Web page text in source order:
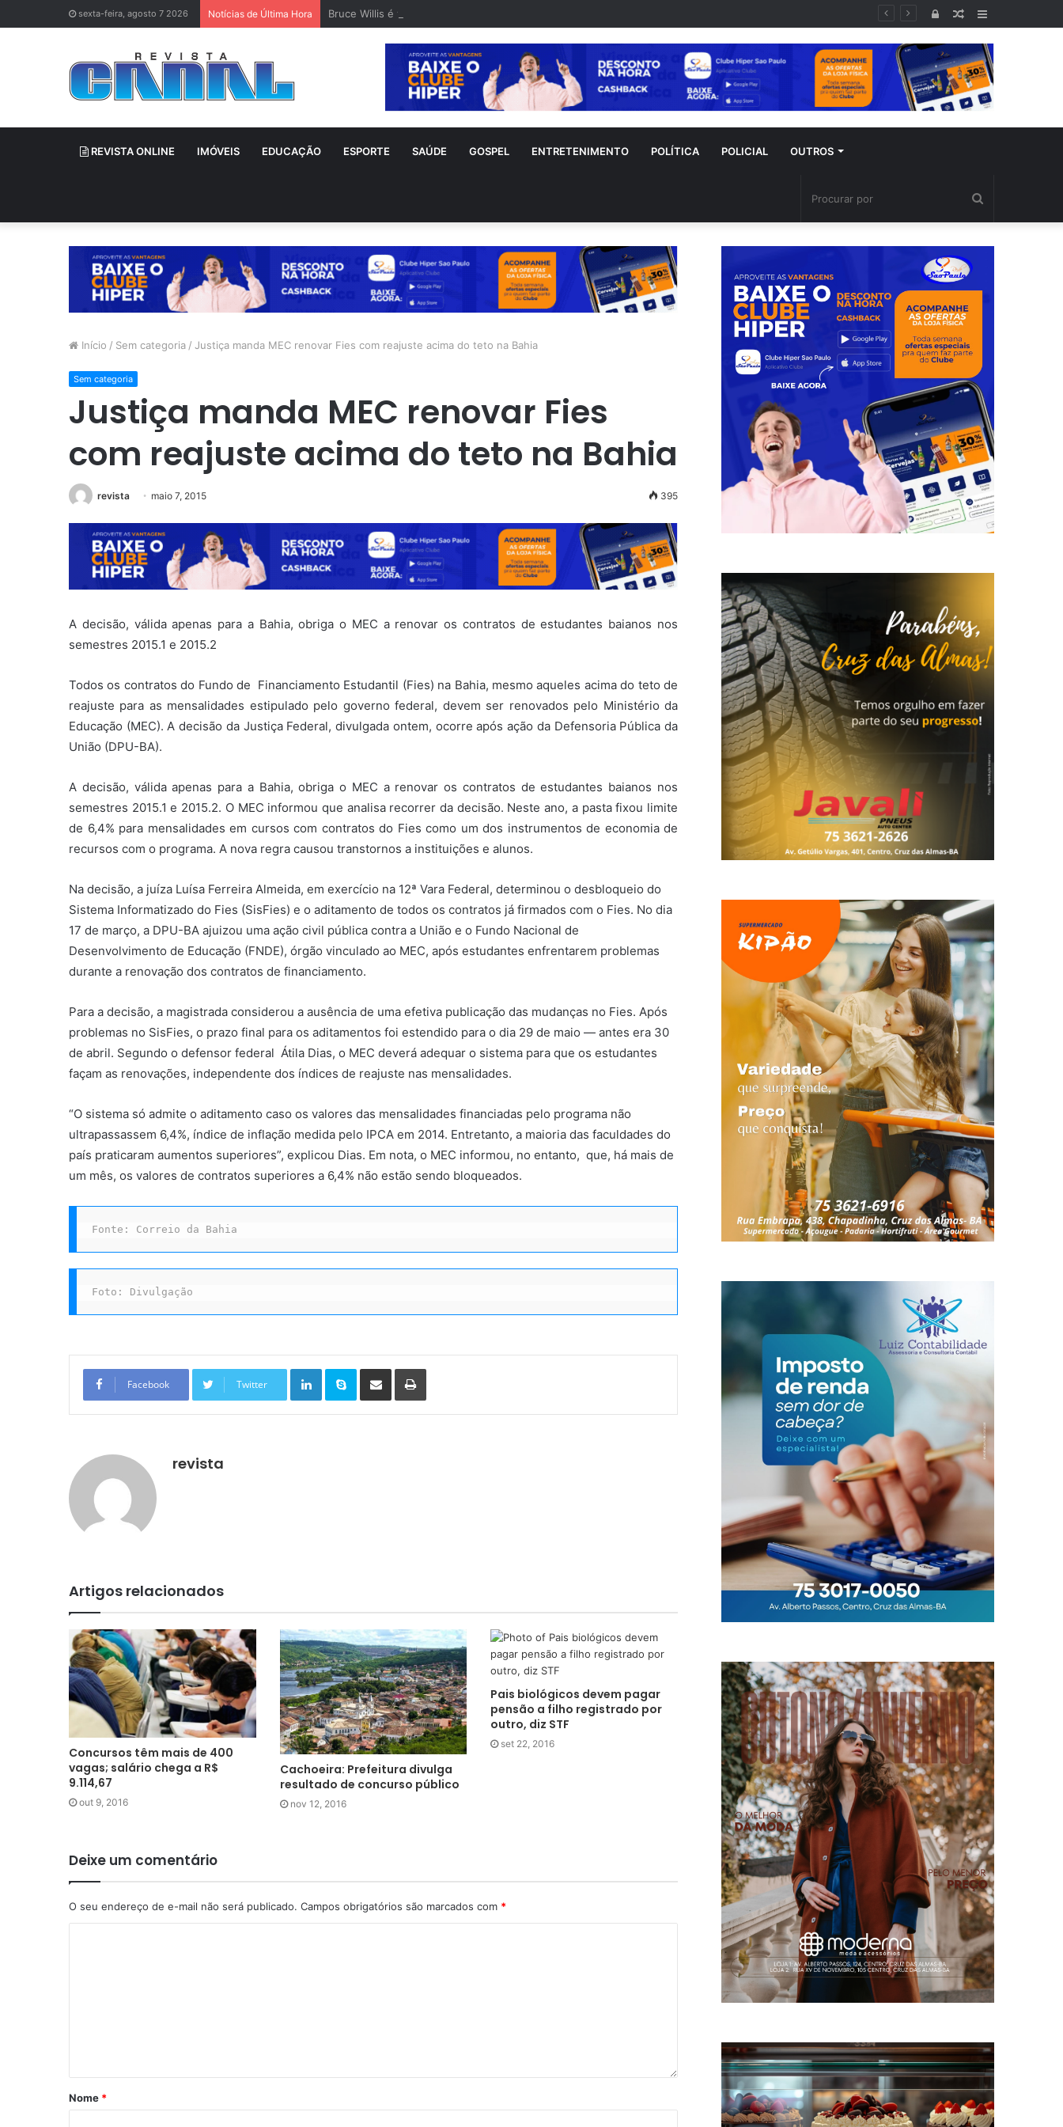
sexta-feira, agosto 7 2026 Notícias de Última Hora Bruce Willis é visto em rara aparição após diagnóstico de demência frontotemporal
Lateral
Artigo
aleatório
Entrar
REVISTA ONLINE IMÓVEIS EDUCAÇÃO ESPORTE SAÚDE GOSPEL ENTRETENIMENTO POLÍTICA POLICIAL OUTROS
por
Início / Sem categoria / Justiça manda MEC renovar Fies com reajuste acima do teto na Bahia
Sem categoria
Justiça manda MEC renovar Fies
com reajuste acima do teto na Bahia
revista maio 7, 2015 395
A decisão, válida apenas para a Bahia, obriga o MEC a renovar os contratos de estudantes baianos nos
semestres 2015.1 e 2015.2
Todos os contratos do Fundo de Financiamento Estudantil (Fies) na Bahia, mesmo aqueles acima do teto de
reajuste para as mensalidades estipulado pelo governo federal, devem ser renovados pelo Ministério da
Educação (MEC). A decisão da Justiça Federal, divulgada ontem, ocorre após ação da Defensoria Pública da
União (DPU-BA).
A decisão, válida apenas para a Bahia, obriga o MEC a renovar os contratos de estudantes baianos nos
semestres 2015.1 e 2015.2. O MEC informou que analisa recorrer da decisão. Neste ano, a pasta fixou limite
de 6,4% para mensalidades em cursos com contratos do Fies como um dos instrumentos de economia de
recursos com o programa. A nova regra causou transtornos a instituições e alunos.
Na decisão, a juíza Luísa Ferreira Almeida, em exercício na 12ª Vara Federal, determinou o desbloqueio do
Sistema Informatizado do Fies (SisFies) e o aditamento de todos os contratos já firmados com o Fies. No dia
17 de março, a DPU-BA ajuizou uma ação civil pública contra a União e o Fundo Nacional de
Desenvolvimento de Educação (FNDE), órgão vinculado ao MEC, após estudantes enfrentarem problemas
durante a renovação dos contratos de financiamento.
Para a decisão, a magistrada considerou a ausência de uma efetiva publicação das mudanças no Fies. Após
problemas no SisFies, o prazo final para os aditamentos foi estendido para o dia 29 de maio — antes era 30
de abril. Segundo o defensor federal Átila Dias, o MEC deverá adequar o sistema para que os estudantes
façam as renovações, independente dos índices de reajuste nas mensalidades.
“O sistema só admite o aditamento caso os valores das mensalidades financiadas pelo programa não
ultrapassassem 6,4%, índice de inflação medida pelo IPCA em 2014. Entretanto, a maioria das faculdades do
país praticaram aumentos superiores”, explicou Dias. Em nota, o MEC informou, no entanto, que, há mais de
um mês, os valores de contratos superiores a 6,4% não estão sendo bloqueados.
Fonte: Correio da Bahia
Foto: Divulgação
Facebook Twitter
Linkedin Skype
revista
Artigos relacionados
Concursos têm mais de 400
vagas; salário chega a R$
9.114,67
out 9, 2016
Cachoeira: Prefeitura divulga
resultado de concurso público
nov 12, 2016
Pais biológicos devem pagar
pensão a filho registrado por
outro, diz STF
set 22, 2016
Deixe um comentário
O seu endereço de e-mail não será publicado. Campos obrigatórios são marcados com *
Nome *